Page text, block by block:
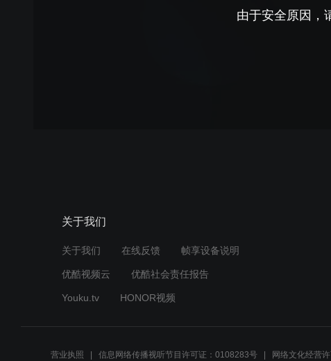
由于安全原因，
关于我们
关于我们 在线反馈 帧享设备说明
优酷视频云 优酷社会责任报告
Youku.tv HONOR视频
营业执照 信息网络传播视听节目许可证：0108283号 网络文化经营